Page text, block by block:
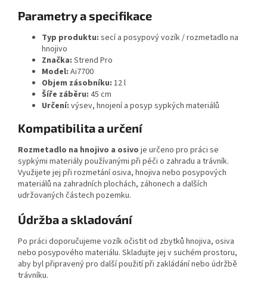
Parametry a specifikace
Typ produktu: secí a posypový vozík / rozmetadlo na
hnojivo
Značka: Strend Pro
Model: Ai7700
Objem zásobníku: 12 l
Šíře záběru: 45 cm
Určení: výsev, hnojení a posyp sypkých materiálů
Kompatibilita a určení
Rozmetadlo na hnojivo a osivo je určeno pro práci se
sypkými materiály používanými při péči o zahradu a trávník.
Využijete jej při rozmetání osiva, hnojiva nebo posypových
materiálů na zahradních plochách, záhonech a dalších
udržovaných částech pozemku.
Údržba a skladování
Po práci doporučujeme vozík očistit od zbytků hnojiva, osiva
nebo posypového materiálu. Skladujte jej v suchém prostoru,
aby byl připravený pro další použití při zakládání nebo údržbě
trávníku.